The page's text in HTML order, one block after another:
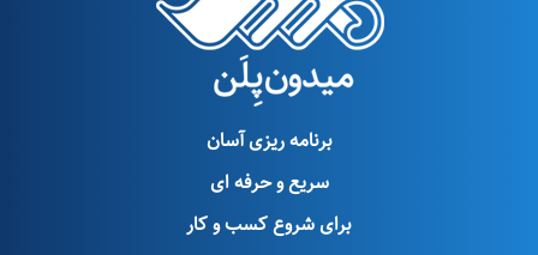
برنامه ریزی آسان
سریع و حرفه ای
برای شروع کسب و کار